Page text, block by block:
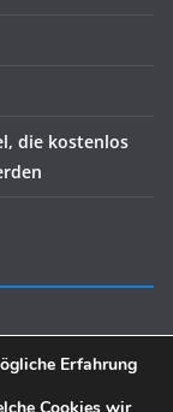
die kostenlos
Erfahrung